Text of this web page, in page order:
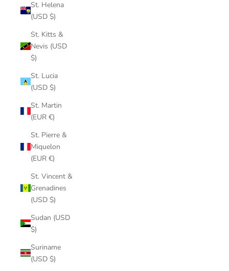
St. Helena
(USD $)
St. Kitts &
Nevis (USD
$)
St. Lucia
(USD $)
St. Martin
(EUR €)
St. Pierre &
Miquelon
(EUR €)
St. Vincent &
Grenadines
(USD $)
Sudan (USD
$)
Suriname
(USD $)